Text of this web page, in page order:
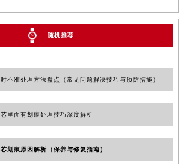
随机推荐
不准处理方法盘点（常见问题解决技巧与预防措施）
里面有划痕处理技巧深度解析
划痕原因解析（保养与修复指南）